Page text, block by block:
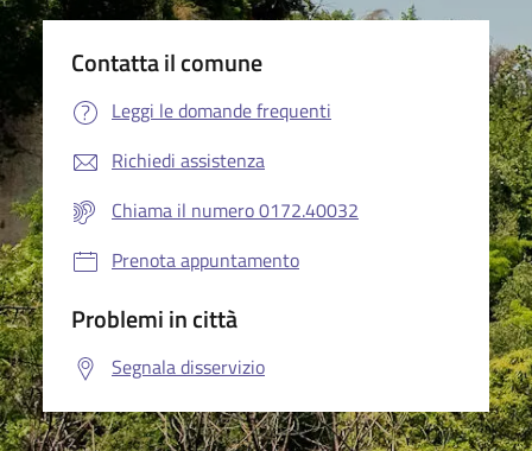
Contatta il comune
Leggi le domande frequenti
Richiedi assistenza
Chiama il numero 0172.40032
Prenota appuntamento
Problemi in città
Segnala disservizio